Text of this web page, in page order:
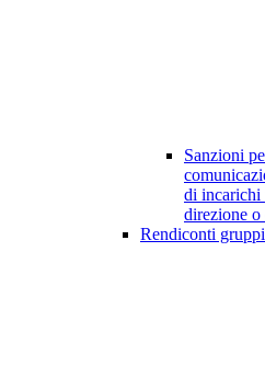
Sanzioni
di incarichi
direzione
Rendiconti